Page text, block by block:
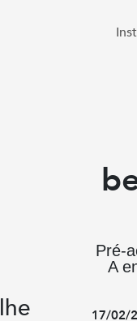
Pré-
A
17/02/